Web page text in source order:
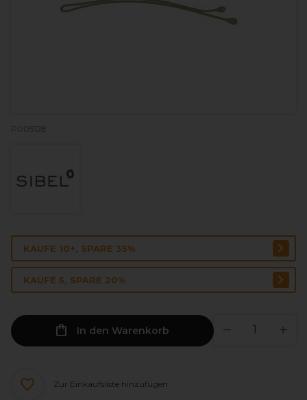
P005128
KAUFE 10+, SPARE 35%
KAUFE 5, SPARE 20%
In den Warenkorb
Zur Einkaufsliste hinzufügen